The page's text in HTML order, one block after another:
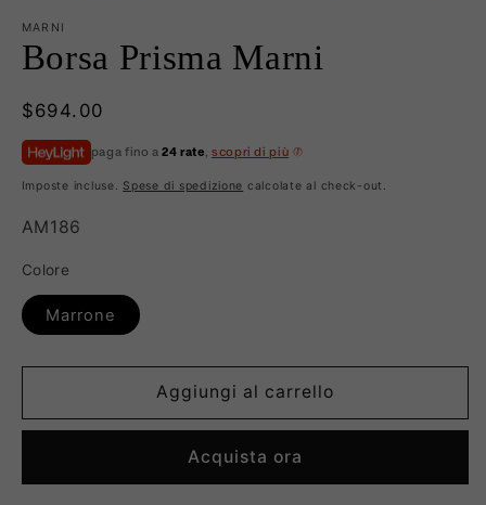
MARNI
Borsa Prisma Marni
Prezzo
di
listino
$694.00
paga fino a24 rate scopri di più
Imposte incluse. Spese di spedizione calcolate al check-out.
SKU:
AM186
Colore
Marrone
Aggiungi al carrello
Acquista ora